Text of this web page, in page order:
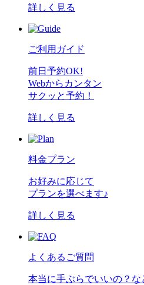
詳しく見る
ご利用ガイド
前日予約OK!
Webからカンタン
サクッと予約！
詳しく見る
料金プラン
お好みに応じて
プランを選べます♪
詳しく見る
よくあるご質問
本当に手ぶらでいいの？な